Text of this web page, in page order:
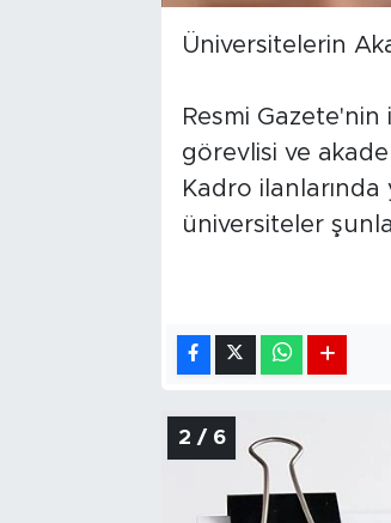
Üniversitelerin
Resmi
görevlisi ve
Kadro
üniversiteler
2 / 6